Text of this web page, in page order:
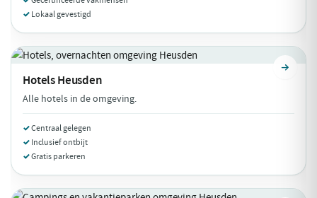
Lokaal gevestigd
HotelsHeusden
Alle hotels in de omgeving.
Centraal gelegen
Inclusief ontbijt
Gratis parkeren